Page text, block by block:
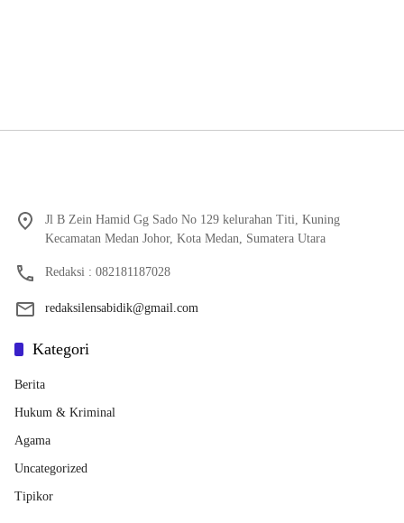
Jl B Zein Hamid Gg Sado No 129 kelurahan Titi, Kuning
Kecamatan Medan Johor, Kota Medan, Sumatera Utara
Redaksi : 082181187028
redaksilensabidik@gmail.com
Kategori
Berita
Hukum & Kriminal
Agama
Uncategorized
Tipikor